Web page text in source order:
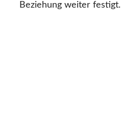
Beziehung weiter festigt.